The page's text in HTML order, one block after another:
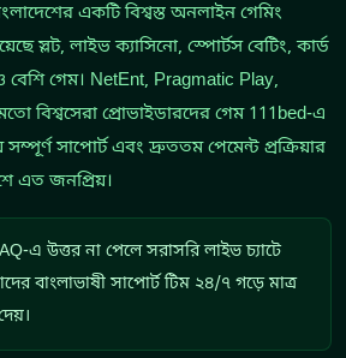
একটি বিশ্বস্ত অনলাইন গেমিং
স্লট, লাইভ ক্যাসিনো, স্পোর্টস বেটিং, কার্ড
গেম। NetEnt, Pragmatic Play,
বিশ্বসেরা প্রোভাইডারদের গেম 111bed-এ
সম্পূর্ণ সাপোর্ট এবং দ্রুততম পেমেন্ট প্রক্রিয়ার
এত জনপ্রিয়।
এ উত্তর না পেলে সরাসরি লাইভ চ্যাটে
বাংলাভাষী সাপোর্ট টিম ২৪/৭ গড়ে মাত্র